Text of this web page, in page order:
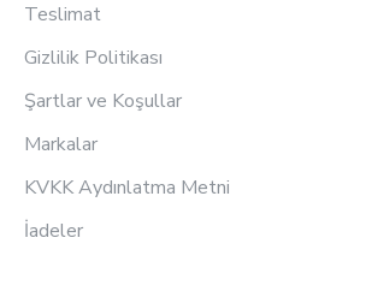
Teslimat
Gizlilik Politikası
Şartlar ve Koşullar
Markalar
KVKK Aydınlatma Metni
İadeler